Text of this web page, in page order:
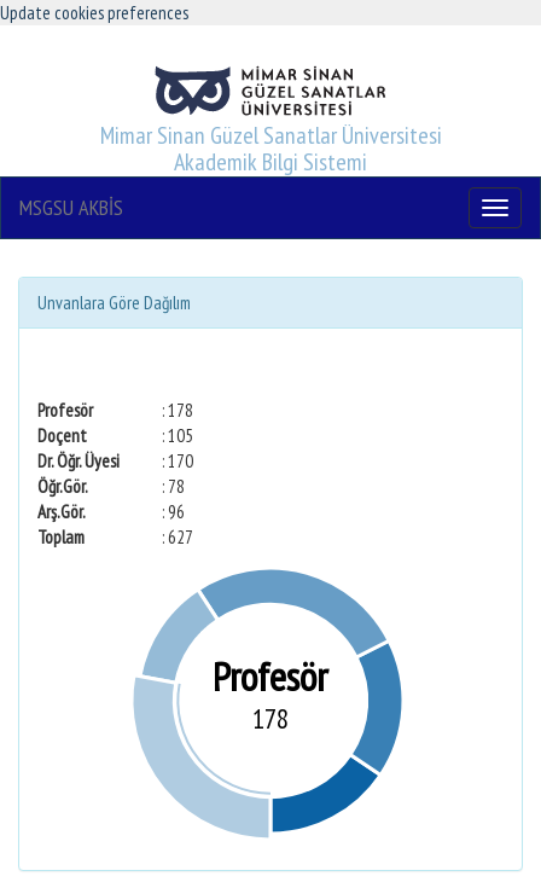
Update cookies preferences
Mimar Sinan Güzel Sanatlar Üniversitesi
Akademik Bilgi Sistemi
Menu
MSGSU AKBİS
Unvanlara Göre Dağılım
Profesör
: 178
Doçent
: 105
Dr. Öğr. Üyesi
: 170
Öğr.Gör.
: 78
Arş.Gör.
: 96
Toplam
: 627
Profesör
178